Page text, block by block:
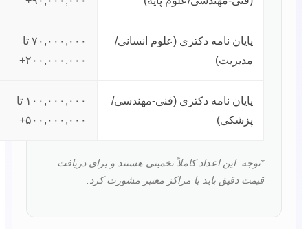
پایان نامه دکتری (علوم انسانی/
مدیریت)
۷۰,۰۰۰,۰۰۰ تا
۲۰۰,۰۰۰,۰۰۰+
پایان نامه دکتری (فنی-مهندسی/
پزشکی)
۱۰۰,۰۰۰,۰۰۰ تا
۵۰۰,۰۰۰,۰۰۰+
*توجه: این اعداد کاملاً تخمینی هستند و برای دریافت
قیمت دقیق باید با مراکز معتبر مشورت کرد.